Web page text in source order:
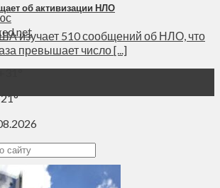
31°
21°
об активизации НЛО
изучает 510 сообщений об НЛО, что
превышает число [...]